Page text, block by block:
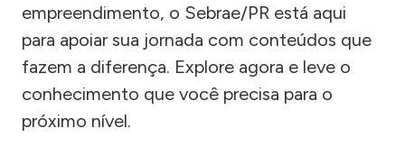
empreendimento, o Sebrae/PR está aqui
para apoiar sua jornada com conteúdos que
fazem a diferença. Explore agora e leve o
conhecimento que você precisa para o
próximo nível.